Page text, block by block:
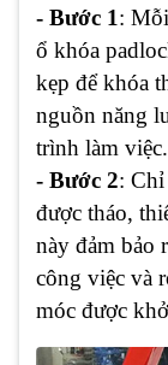
- Bước 1:
ổ khóa
kẹp để khóa
nguồn năng
trình làm việc.
- Bước 2: Chỉ
được tháo,
này đảm bảo
công việc và
móc được